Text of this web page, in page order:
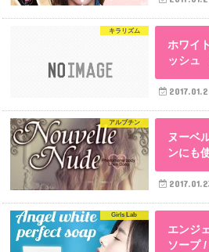
キラリズム
ホワイ
ッシュ
アルブチン
ヌーベ
ンにも
Girls Lab
エンジ
ソープ